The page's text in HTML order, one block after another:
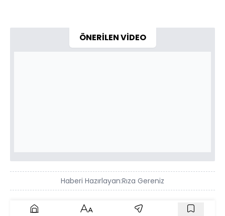
ÖNERİLEN VİDEO
Haberi Hazırlayan:Rıza Gereniz